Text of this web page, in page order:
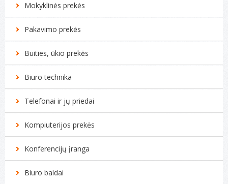
Mokyklinės prekės
Pakavimo prekės
Buities, ūkio prekės
Biuro technika
Telefonai ir jų priedai
Kompiuterijos prekės
Konferencijų įranga
Biuro baldai